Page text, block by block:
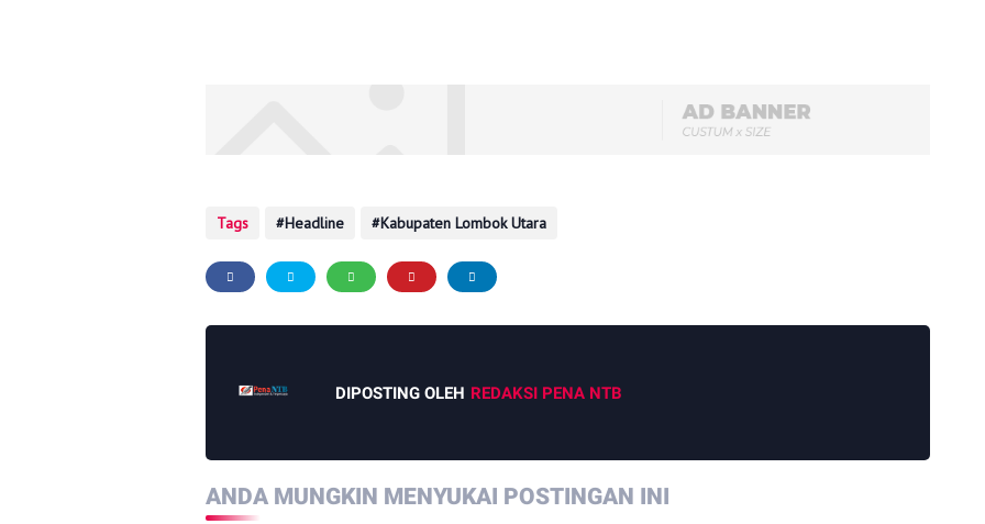
Tags Headline Kabupaten Lombok Utara
DIPOSTING OLEH REDAKSI PENA NTB
ANDA MUNGKIN MENYUKAI POSTINGAN INI